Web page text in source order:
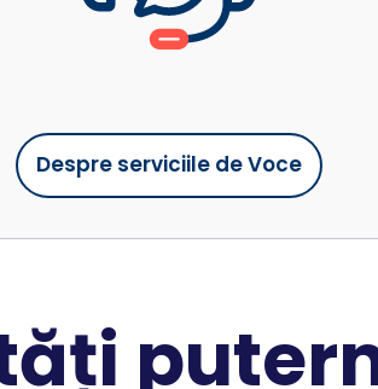
Despre serviciile de Voce